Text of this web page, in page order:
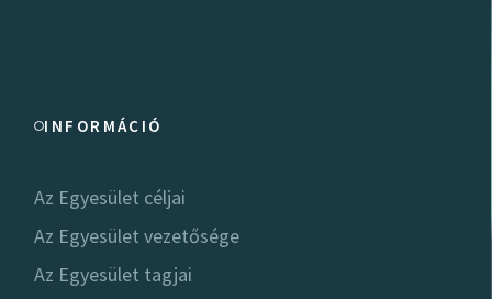
INFORMÁCIÓ
Az Egyesület céljai
Az Egyesület vezetősége
Az Egyesület tagjai